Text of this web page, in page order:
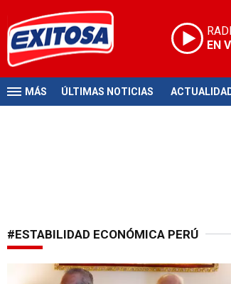
EN
MÁS ÚLTIMAS NOTICIAS
#ESTABILIDAD ECONÓMICA PERÚ
Hito en Washingtton